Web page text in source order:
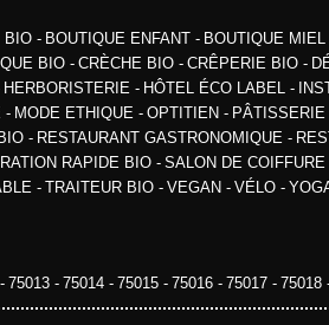
BIO BOUTIQUE ENFANT BOUTIQUE MIEL
BIO CRÈCHE BIO CRÊPERIE BIO
HERBORISTERIE HÔTEL ÉCO LABEL
MODE ETHIQUE OPTITIEN PÂTISSERIE
RESTAURANT GASTRONOMIQUE
RAPIDE BIO SALON DE
TRAITEUR BIO VEGAN VÉLO
75013 75014 75015 75016 75017 75018